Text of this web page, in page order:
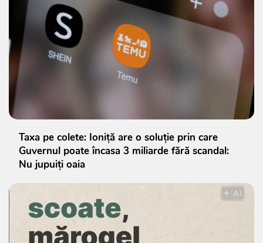
Taxa pe colete: Ioniță are o soluție prin care
Guvernul poate încasa 3 miliarde fără scandal:
Nu jupuiți oaia